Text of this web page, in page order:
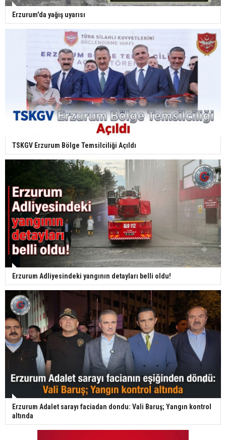
Erzurum'da yağış uyarısı
TSKGV Erzurum Bölge Temsilciliği Açıldı
Erzurum Adliyesindeki yangının detayları belli oldu!
Erzurum Adalet sarayı faciadan dondu: Vali Baruş; Yangın kontrol
altında